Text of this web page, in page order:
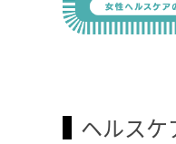
ヘルスケ